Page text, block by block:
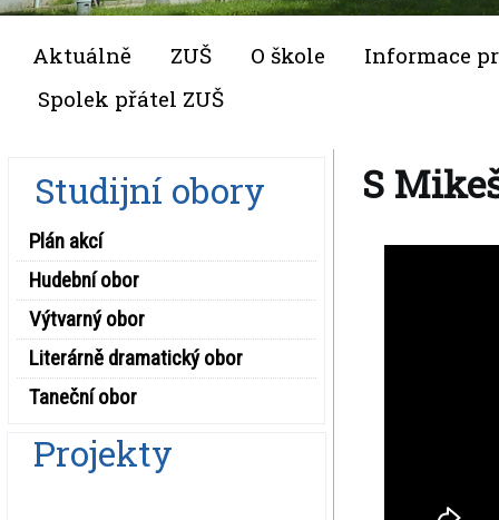
Aktuálně ZUŠ O škole
Informace
Spolek přátel ZUŠ
Studijní obory
Plán akcí
Hudební obor
Výtvarný obor
Literárně dramatický obor
Taneční obor
Projekty
S